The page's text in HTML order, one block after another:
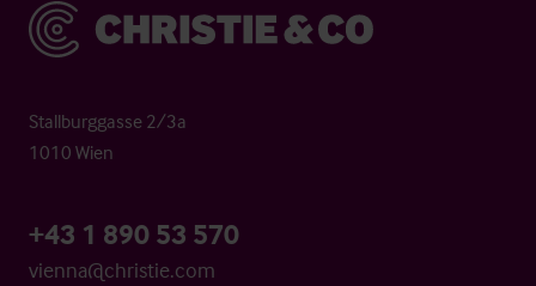
Christie & Co
Stallburggasse 2/3a
1010 Wien
+43 1 890 53 570
vienna@christie.com